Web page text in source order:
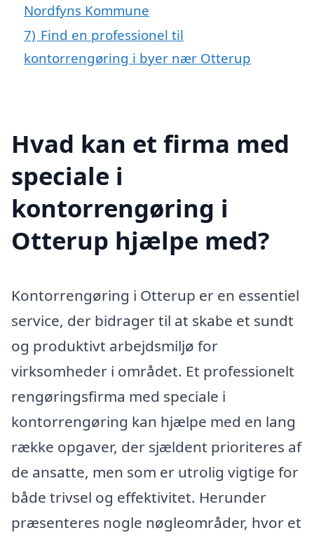
Nordfyns Kommune
7) Find en professionel til
kontorrengøring i byer nær Otterup
Hvad kan et firma med
speciale i
kontorrengøring i
Otterup hjælpe med?
Kontorrengøring i Otterup er en essentiel
service, der bidrager til at skabe et sundt
og produktivt arbejdsmiljø for
virksomheder i området. Et professionelt
rengøringsfirma med speciale i
kontorrengøring kan hjælpe med en lang
række opgaver, der sjældent prioriteres af
de ansatte, men som er utrolig vigtige for
både trivsel og effektivitet. Herunder
præsenteres nogle nøgleområder, hvor et